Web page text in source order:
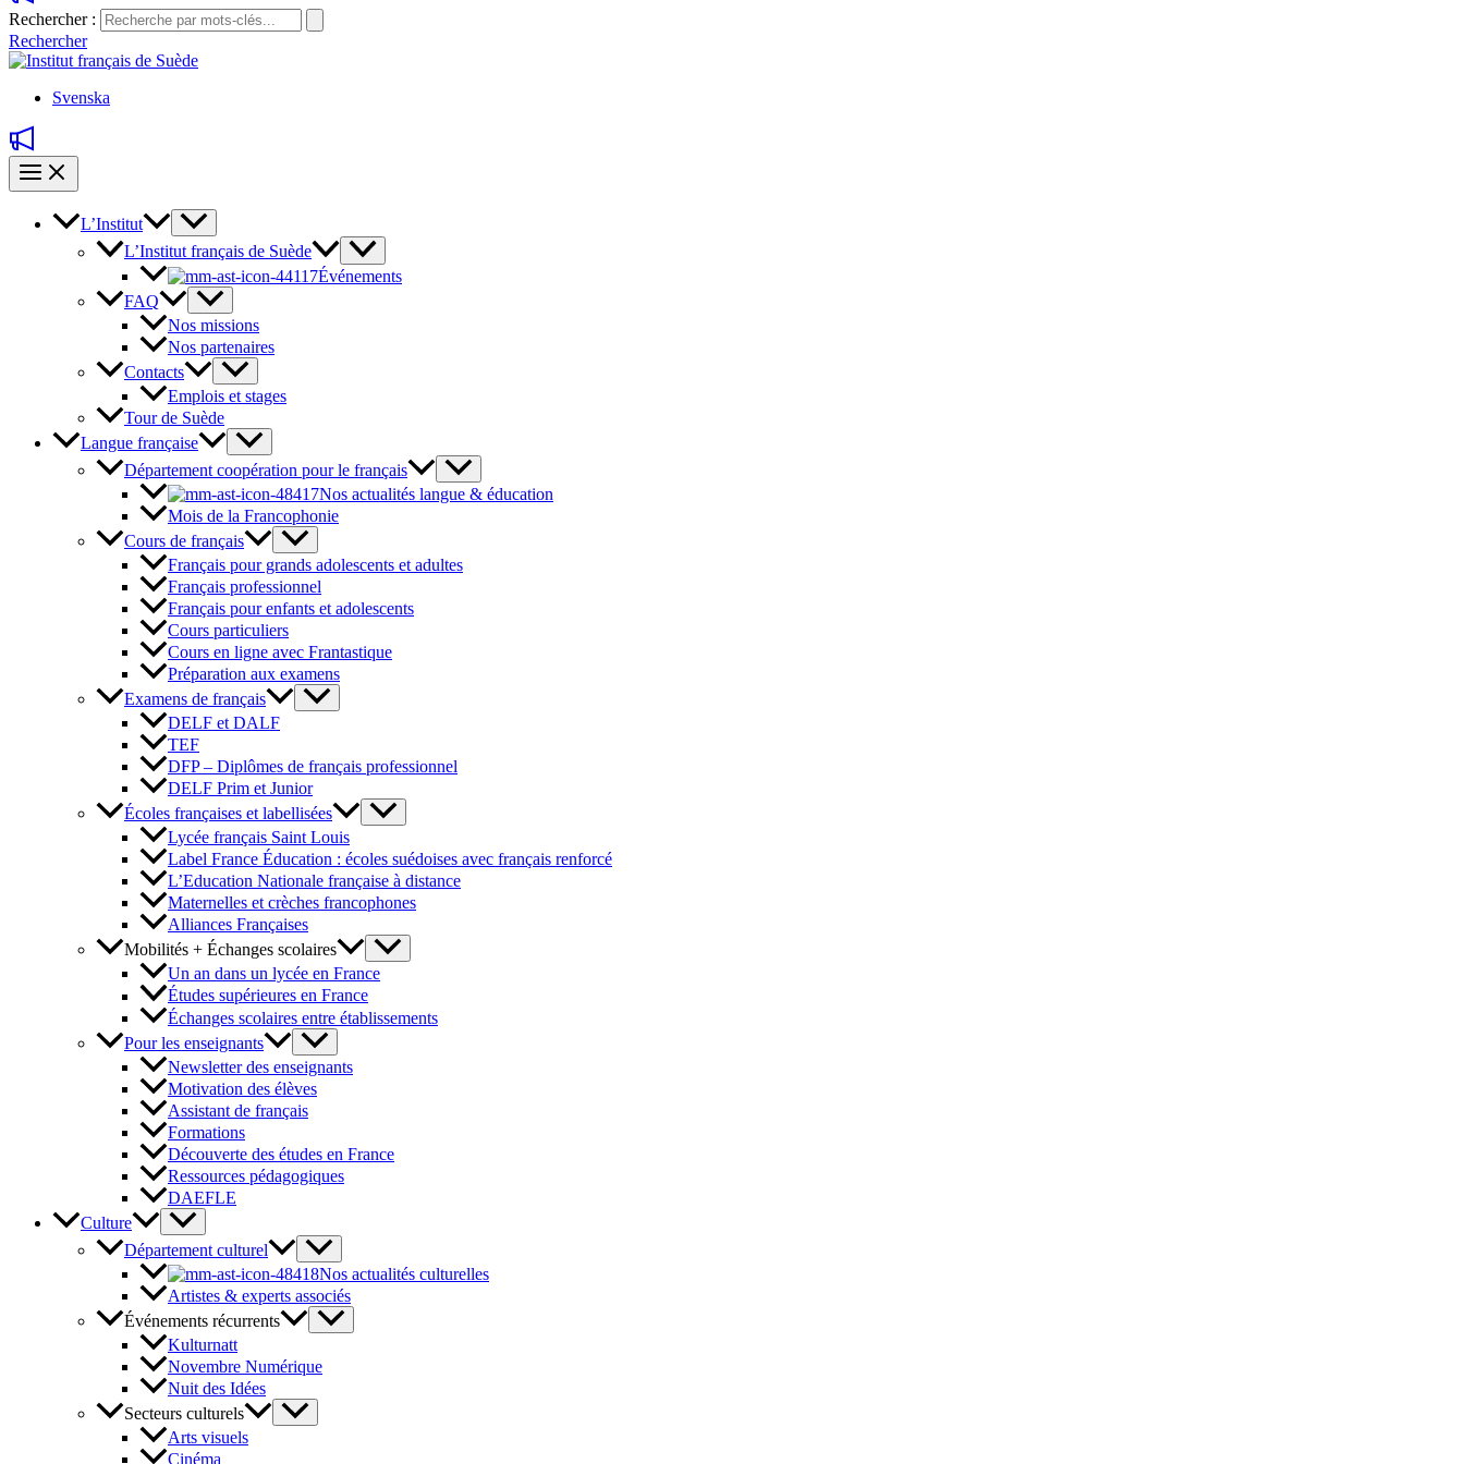
Rechercher :
Rechercher
Svenska
L’Institut
L’Institut français de Suède
Événements
FAQ
Nos missions
Nos partenaires
Contacts
Emplois et stages
Tour de Suède
Langue française
Département coopération pour le français
Nos actualités langue & éducation
Mois de la Francophonie
Cours de français
Français pour grands adolescents et adultes
Français professionnel
Français pour enfants et adolescents
Cours particuliers
Cours en ligne avec Frantastique
Préparation aux examens
Examens de français
DELF et DALF
TEF
DFP – Diplômes de français professionnel
DELF Prim et Junior
Écoles françaises et labellisées
Lycée français Saint Louis
Label France Éducation : écoles suédoises avec français renforcé
L’Education Nationale française à distance
Maternelles et crèches francophones
Alliances Françaises
Mobilités + Échanges scolaires
Un an dans un lycée en France
Études supérieures en France
Échanges scolaires entre établissements
Pour les enseignants
Newsletter des enseignants
Motivation des élèves
Assistant de français
Formations
Découverte des études en France
Ressources pédagogiques
DAEFLE
Culture
Département culturel
Nos actualités culturelles
Artistes & experts associés
Événements récurrents
Kulturnatt
Novembre Numérique
Nuit des Idées
Secteurs culturels
Arts visuels
Cinéma